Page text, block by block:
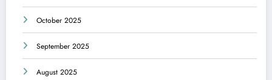
October 2025
September 2025
August 2025